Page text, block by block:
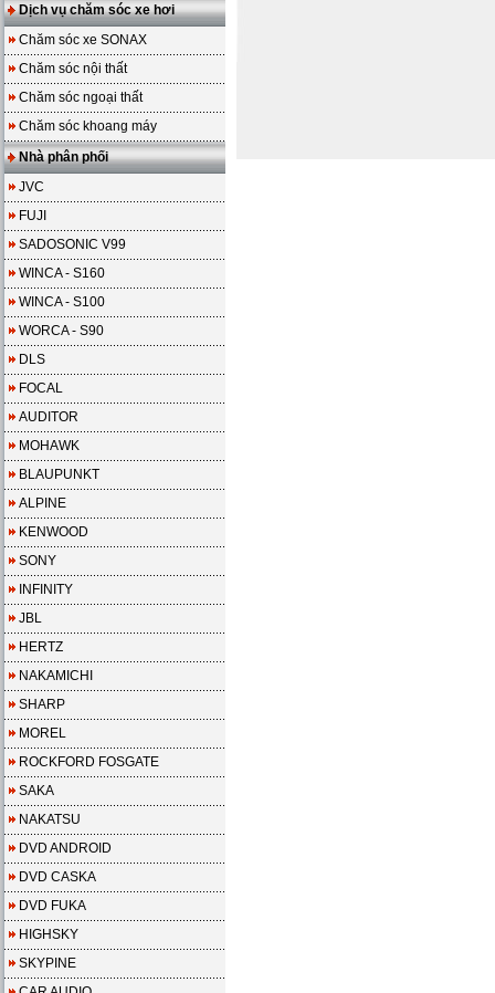
Dịch vụ chăm sóc xe hơi
Chăm sóc xe SONAX
Chăm sóc nội thất
Chăm sóc ngoại thất
Chăm sóc khoang máy
Nhà phân phối
JVC
FUJI
SADOSONIC V99
WINCA - S160
WINCA - S100
WORCA - S90
DLS
FOCAL
AUDITOR
MOHAWK
BLAUPUNKT
ALPINE
KENWOOD
SONY
INFINITY
JBL
HERTZ
NAKAMICHI
SHARP
MOREL
ROCKFORD FOSGATE
SAKA
NAKATSU
DVD ANDROID
DVD CASKA
DVD FUKA
HIGHSKY
SKYPINE